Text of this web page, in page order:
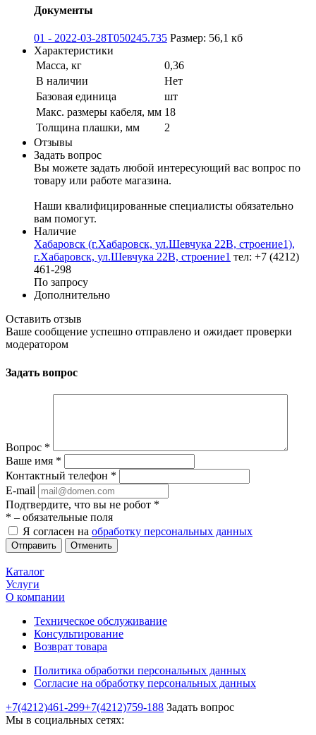
Документы
01 - 2022-03-28T050245.735 Размер: 56,1 кб
Характеристики
Масса, кг
0,36
В наличии
Нет
Базовая единица
шт
Макс. размеры кабеля, мм 18
Толщина плашки, мм
2
Отзывы
Задать вопрос
Вы можете задать любой интересующий вас вопрос по
товару или работе магазина.
Наши квалифицированные специалисты обязательно
вам помогут.
Наличие
Хабаровск (г.Хабаровск, ул.Шевчука 22В, строение1),
г.Хабаровск, ул.Шевчука 22В, строение1 тел: +7 (4212)
461-298
По запросу
Дополнительно
Оставить отзыв
Ваше сообщение успешно отправлено и ожидает проверки
модератором
Задать вопрос
Вопрос *
Ваше имя *
Контактный телефон *
E-mail
Подтвердите, что вы не робот *
* – обязательные поля
Я согласен на обработку персональных данных
Отменить
Каталог
Услуги
О компании
Техническое обслуживание
Консультирование
Возврат товара
Политика обработки персональных данных
Согласие на обработку персональных данных
+7(4212)461-299+7(4212)759-188 Задать вопрос
Мы в социальных сетях: